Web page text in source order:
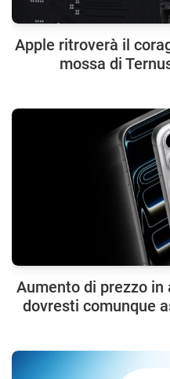
Apple ritroverà il
mossa di
Aumento di prezzo
dovresti comunque